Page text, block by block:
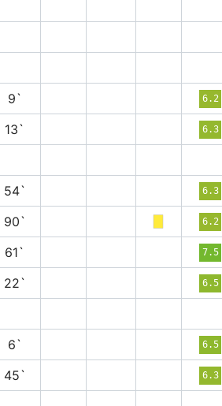
9` 6.2
13` 6.3
54` 6.3
90` 6.2
61` 7.5
22` 6.5
6` 6.5
45` 6.3